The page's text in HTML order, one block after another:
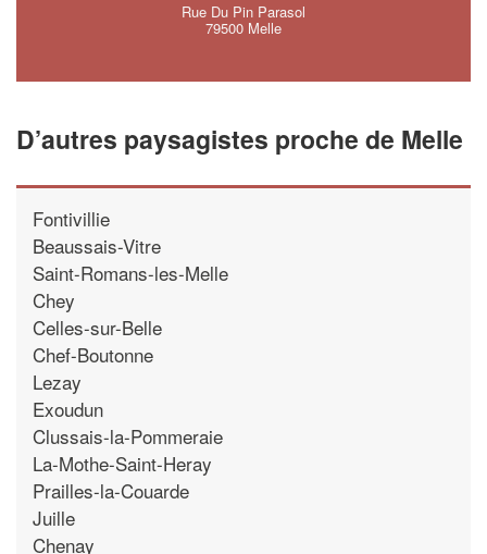
Rue Du Pin Parasol
79500 Melle
D’autres paysagistes proche de Melle
Fontivillie
Beaussais-Vitre
Saint-Romans-les-Melle
Chey
Celles-sur-Belle
Chef-Boutonne
Lezay
Exoudun
Clussais-la-Pommeraie
La-Mothe-Saint-Heray
Prailles-la-Couarde
Juille
Chenay